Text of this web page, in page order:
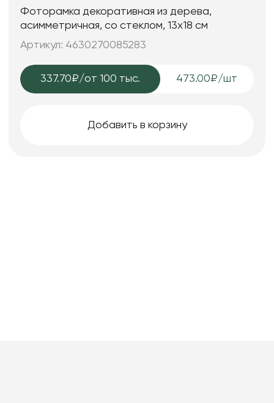
Фоторамка декоративная из дерева,
асимметричная, со стеклом, 13x18 см
Артикул: 4630270085283
337.70₽/от 100 тыс. 473.00₽/шт
Добавить в корзину